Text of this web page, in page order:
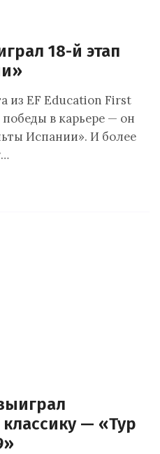
18-й этап
из EF Education First
в карьере — он
Испании». И более
— «Тур